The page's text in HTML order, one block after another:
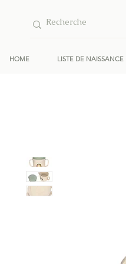
HOME LISTE DE NAISSANCE